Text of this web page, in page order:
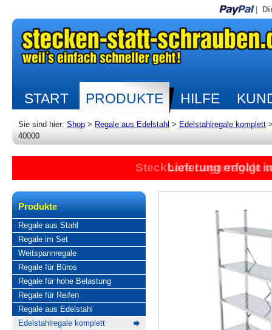
START PRODUKTE HILFE
Sie sind hier: Shop > Regale aus Edelstahl > Edelstahlregale komplett
40000
Steckbare Lagerregale
Lieferung erfolgt
Produkte
Regale aus Stahl
Regale im Set
Weitspannregale
Regale für Büros
Regale für hohe Belastung
Regale für Reifen
Regale aus Edelstahl
Edelstahlregale komplett